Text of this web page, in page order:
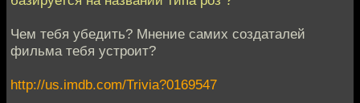
Чем тебя убедить? Мнение самих создаталей
фильма тебя устроит?
http://us.imdb.com/Trivia?0169547